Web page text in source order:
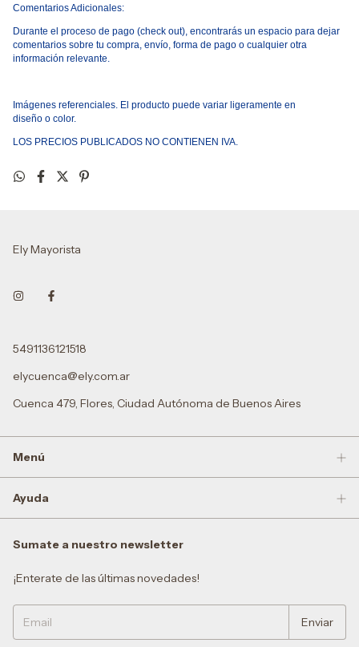
Comentarios Adicionales:
Durante el proceso de pago (check out), encontrarás un espacio para dejar
comentarios sobre tu compra, envío, forma de pago o cualquier otra
información relevante.
Imágenes referenciales. El producto puede variar ligeramente en
diseño o color.
LOS PRECIOS PUBLICADOS NO CONTIENEN IVA.
Ely Mayorista
5491136121518
elycuenca@ely.com.ar
Cuenca 479, Flores, Ciudad Autónoma de Buenos Aires
Menú
Ayuda
Sumate a nuestro newsletter
¡Enterate de las últimas novedades!